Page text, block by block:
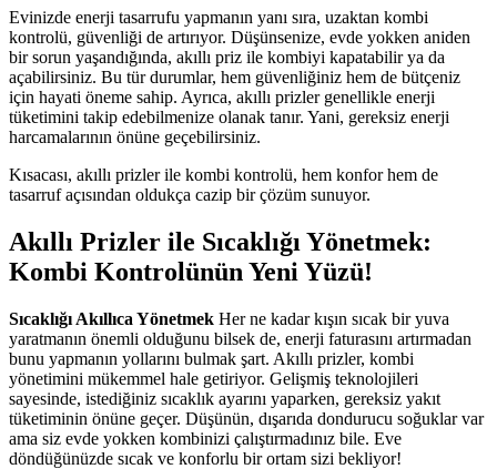
Evinizde enerji tasarrufu yapmanın yanı sıra, uzaktan kombi
kontrolü, güvenliği de artırıyor. Düşünsenize, evde yokken aniden
bir sorun yaşandığında, akıllı priz ile kombiyi kapatabilir ya da
açabilirsiniz. Bu tür durumlar, hem güvenliğiniz hem de bütçeniz
için hayati öneme sahip. Ayrıca, akıllı prizler genellikle enerji
tüketimini takip edebilmenize olanak tanır. Yani, gereksiz enerji
harcamalarının önüne geçebilirsiniz.
Kısacası, akıllı prizler ile kombi kontrolü, hem konfor hem de
tasarruf açısından oldukça cazip bir çözüm sunuyor.
Akıllı Prizler ile Sıcaklığı Yönetmek:
Kombi Kontrolünün Yeni Yüzü!
Sıcaklığı Akıllıca Yönetmek Her ne kadar kışın sıcak bir yuva
yaratmanın önemli olduğunu bilsek de, enerji faturasını artırmadan
bunu yapmanın yollarını bulmak şart. Akıllı prizler, kombi
yönetimini mükemmel hale getiriyor. Gelişmiş teknolojileri
sayesinde, istediğiniz sıcaklık ayarını yaparken, gereksiz yakıt
tüketiminin önüne geçer. Düşünün, dışarıda dondurucu soğuklar var
ama siz evde yokken kombinizi çalıştırmadınız bile. Eve
döndüğünüzde sıcak ve konforlu bir ortam sizi bekliyor!